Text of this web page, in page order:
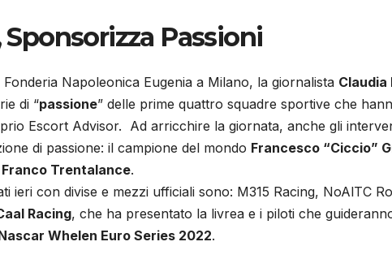
Passioni
Napoleonica Eugenia a Milano, la giornalista Claudia
di “passione” delle prime quattro squadre sportive che
Escort Advisor. Ad arricchire la giornata, anche gli
di passione: il campione del mondo Francesco “Ciccio”
Franco Trentalance.
ieri con divise e mezzi ufficiali sono: M315 Racing, NoAlTC
Racing, che ha presentato la livrea e i piloti che
Whelen Euro Series 2022.